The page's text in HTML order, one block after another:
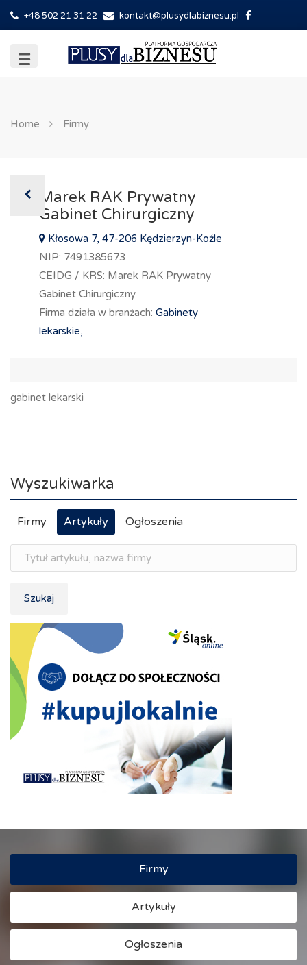
+48 502 21 31 22 kontakt@plusydlabiznesu.pl
Home Firmy
Marek RAK Prywatny
Gabinet Chirurgiczny
Kłosowa 7, 47-206 Kędzierzyn-Koźle
NIP: 7491385673
CEIDG / KRS: Marek RAK Prywatny
Gabinet Chirurgiczny
Firma działa w branżach: Gabinety
lekarskie,
gabinet lekarski
Wyszukiwarka
Firmy Artykuły Ogłoszenia
Szukaj
Firmy
Artykuły
Ogłoszenia